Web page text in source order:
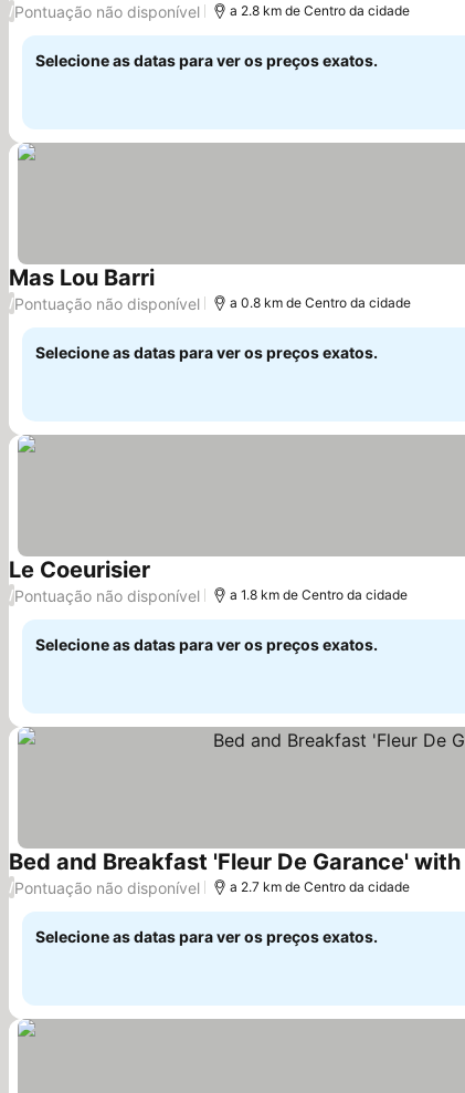
/Pontuação não disponível a 2.8 km de Centro da cidade
Selecione as datas para ver os preços exatos.
Mas Lou Barri
/Pontuação não disponível a 0.8 km de Centro da cidade
Selecione as datas para ver os preços exatos.
Le Coeurisier
/Pontuação não disponível a 1.8 km de Centro da cidade
Selecione as datas para ver os preços exatos.
Bed and Breakfast 'Fleur De Garance'
/Pontuação não disponível a 2.7 km de Centro da cidade
Selecione as datas para ver os preços exatos.